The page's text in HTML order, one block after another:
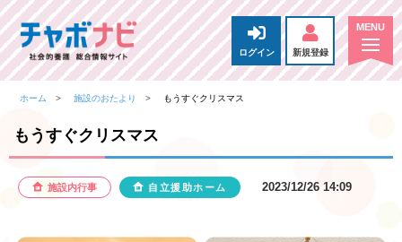
ログイン 新規登録
ホーム 施設のおたより もうすぐクリスマス
もうすぐクリスマス
施設内行事 自立援助ホーム 2023/12/26 14:09